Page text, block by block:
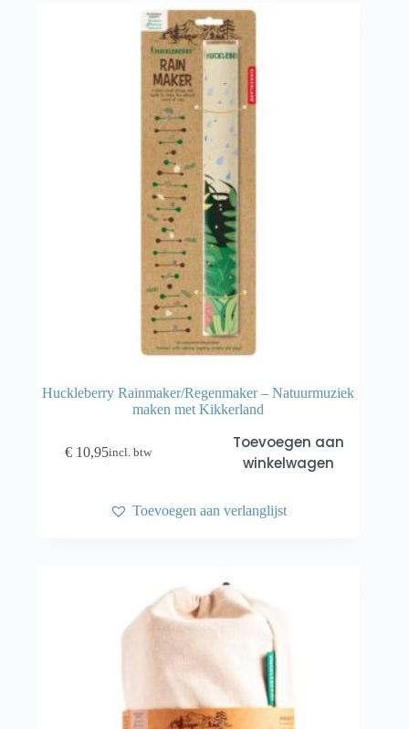
Huckleberry Rainmaker/Regenmaker – Natuurmuziek
maken met Kikkerland
€ 10,95incl. btw
Toevoegen aan
winkelwagen
Toevoegen aan verlanglijst